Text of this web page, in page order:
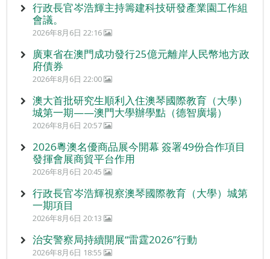
行政長官岑浩輝主持籌建科技研發產業園工作組
會議。
2026年8月6日 22:16
廣東省在澳門成功發行25億元離岸人民幣地方政
府債券
2026年8月6日 22:00
澳大首批研究生順利入住澳琴國際教育（大學）
城第一期——澳門大學辦學點（德智廣場）
2026年8月6日 20:57
2026粵澳名優商品展今開幕 簽署49份合作項目
發揮會展商貿平台作用
2026年8月6日 20:45
行政長官岑浩輝視察澳琴國際教育（大學）城第
一期項目
2026年8月6日 20:13
治安警察局持續開展“雷霆2026”行動
2026年8月6日 18:55